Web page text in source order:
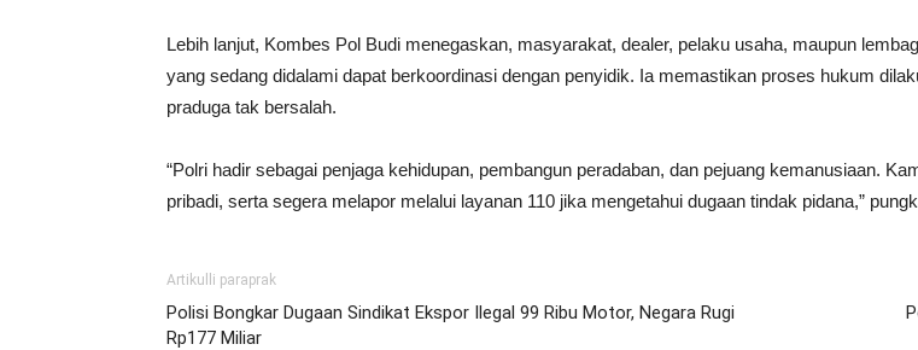
Lebih lanjut, Kombes Pol Budi menegaskan, masyarakat, dealer, pelaku usaha, maupun
yang sedang didalami dapat berkoordinasi dengan penyidik. Ia memastikan proses hukum
praduga tak bersalah.
“Polri hadir sebagai penjaga kehidupan, pembangun peradaban, dan pejuang kemanusiaan.
pribadi, serta segera melapor melalui layanan 110 jika mengetahui dugaan tindak pidana,”
Artikulli paraprak
Polisi Bongkar Dugaan Sindikat Ekspor Ilegal 99 Ribu Motor, Negara Rugi
Rp177 Miliar